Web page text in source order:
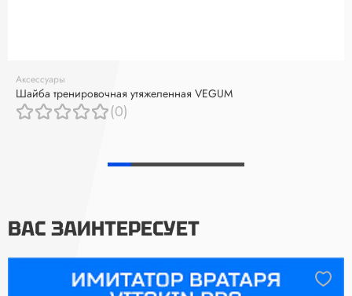
Аксессуары
Шайба тренировочная утяжеленная VEGUM
(0)
ВАС ЗАИНТЕРЕСУЕТ